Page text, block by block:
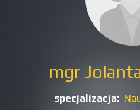
mgr
specjalizacja: